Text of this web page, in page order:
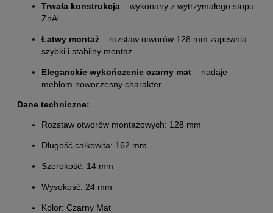
Trwała konstrukcja – wykonany z wytrzymałego stopu
ZnAl
Łatwy montaż – rozstaw otworów 128 mm zapewnia
szybki i stabilny montaż
Eleganckie wykończenie czarny mat – nadaje
meblom nowoczesny charakter
Dane techniczne:
Rozstaw otworów montażowych: 128 mm
Długość całkowita: 162 mm
Szerokość: 14 mm
Wysokość: 24 mm
Kolor: Czarny Mat